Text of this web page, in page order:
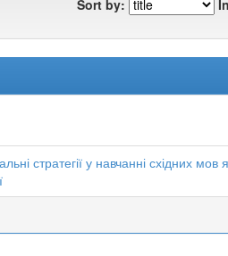
Sort by:
стратегії у навчанні східних